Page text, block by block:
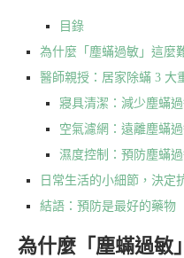
目錄
為什麼「塵蟎過敏」這麼
醫師親授：居家除蟎 3 大
寢具清潔：減少塵蟎
空氣濾網：遠離塵蟎
濕度控制：預防塵蟎
日常生活的小細節，決定
結語：預防是最好的藥物
為什麼「塵蟎過敏